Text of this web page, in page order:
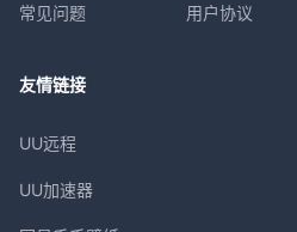
常见问题 用户协议
友情链接
UU远程
UU加速器